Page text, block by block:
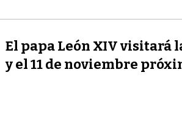
El papa León XIV visitará
y el 11 de noviembre